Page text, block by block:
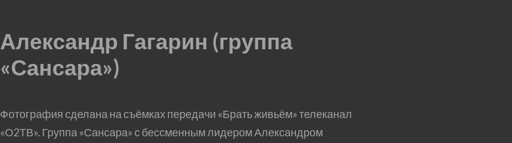
Александр Гагарин (группа
«Сансара»)
Фотография сделана на съёмках передачи «Брать живьём» телеканал
«О2ТВ». Группа «Сансара» с бессменным лидером Александром